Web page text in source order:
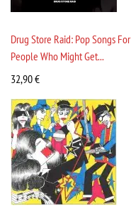
Drug Store Raid: Pop Songs For
People Who Might Get...
32,90€